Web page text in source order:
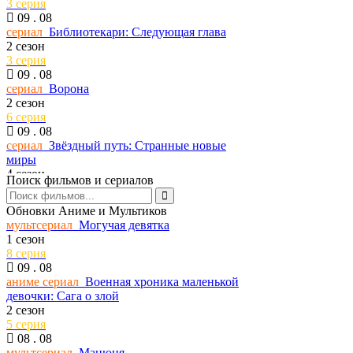
3 серия
09 . 08
сериал Библиотекари: Следующая глава
2 сезон
3 серия
09 . 08
сериал Ворона
2 сезон
6 серия
09 . 08
сериал Звёздный путь: Странные новые
миры
4 сезон
3 серия
09 . 08
сериалКаштановый человечек
2 сезон
6 серия
09 . 08
сериалЭта чёртова любовь
1 сезон
6 серия
08 . 08
сериалРассекреченные тайны с Дэвидом
Духовны
Поиск фильмов и сериалов
Обновки Аниме и Мультиков
мультсериал Могучая девятка
1 сезон
8 серия
09 . 08
аниме сериал Военная хроника маленькой
девочки: Сага о злой
2 сезон
5 серия
08 . 08